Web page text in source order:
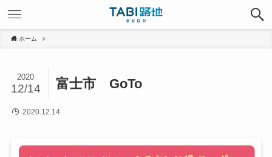
ホーム
富士市 GoTo
2020
12/14
2020.12.14